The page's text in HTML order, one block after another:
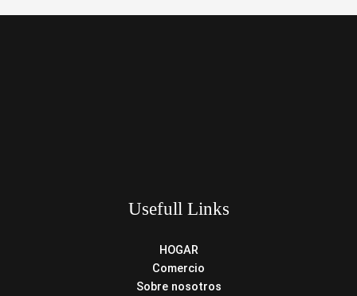
Usefull Links
HOGAR
Comercio
Sobre nosotros